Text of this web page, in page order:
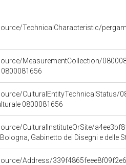
TechnicalCharacteristic/
MeasurementCollection/
0800081656
CulturalEntityTechnicalStatus/
0800081656
CulturalInstituteOrSite/
Gabinetto dei Disegni e delle
Address/